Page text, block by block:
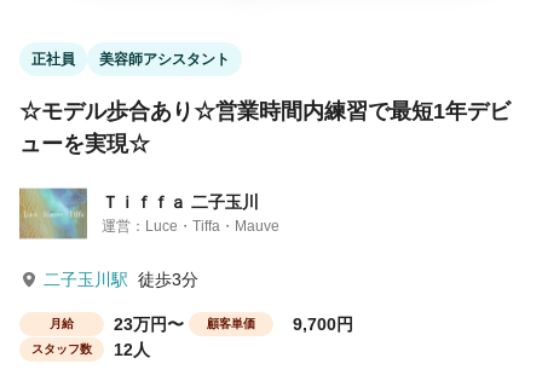
正社員 美容師アシスタント
☆モデル歩合あり☆営業時間内練習で最短1年デビ
ューを実現☆
Ｔｉｆｆａ 二子玉川
運営：Luce・Tiffa・Mauve
二子玉川駅 徒歩3分
月給 23万円〜 顧客単価 9,700円
スタッフ数 12人